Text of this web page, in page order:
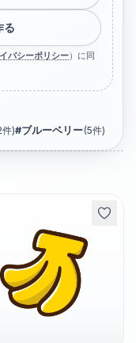
る
バシーポリシー）に同
件)#ブルーベリー(5件)